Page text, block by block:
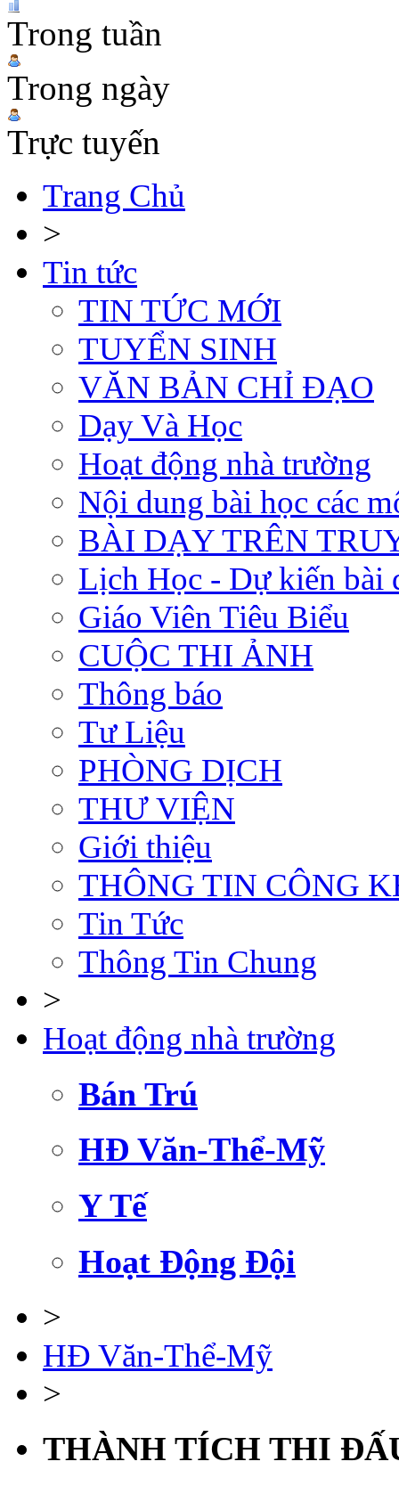
Trong tuần
Trong ngày
Trực tuyến
Trang Chủ
>
Tin tức
TIN TỨC MỚI
TUYỂN SINH
VĂN BẢN CHỈ ĐẠO
Dạy Và Học
Hoạt động nhà trường
Nội dung bài học các
BÀI DẠY TRÊN
Lịch Học - Dự kiến bài
Giáo Viên Tiêu Biểu
CUỘC THI ẢNH
Thông báo
Tư Liệu
PHÒNG DỊCH
THƯ VIỆN
Giới thiệu
THÔNG TIN CÔNG
Tin Tức
Thông Tin Chung
>
Hoạt động nhà trường
Bán Trú
HĐ Văn-Thể-Mỹ
Y Tế
Hoạt Động Đội
>
HĐ Văn-Thể-Mỹ
>
THÀNH TÍCH THI